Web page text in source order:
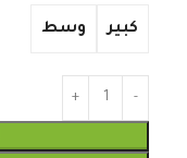
كبير وسط